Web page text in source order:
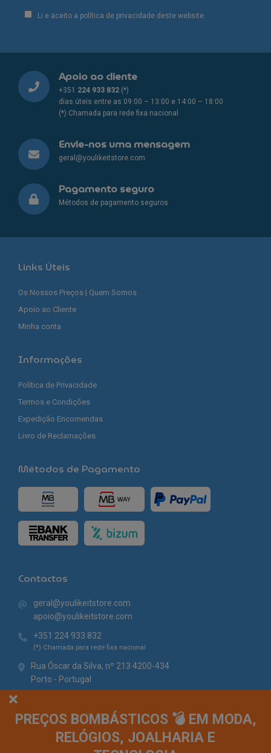
PREÇOS BOMBÁSTICOS 💣 EM MODA,
RELÓGIOS, JOALHARIA E
Li e aceito a política de privacidade deste website.
Apoio ao cliente
+351 224 933 832 (*)
dias úteis entre as 09:00 – 13:00 e 14:00 – 18:00
(*) Chamada para rede fixa nacional
Envie-nos uma mensagem
geral@youlikeitstore.com
Pagamento seguro
Métodos de pagamento seguros
Links Úteis
Os Nossos Preços | Quem Somos
Apoio ao Cliente
Minha conta
Informações
Política de Privacidade
Termos e Condições
Expedição Encomendas
Livro de Reclamações
Métodos de Pagamento
Contactos
geral@youlikeitstore.com
apoio@youlikeitstore.com
+351 224 933 832
(*) Chamada para rede fixa nacional
Rua Óscar da Silva, nº 213 4200-434
Porto - Portugal